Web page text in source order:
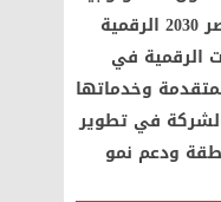
المالية المبتكرة لدعم رؤية مصر 2030 الرقمية
الرقمية في
وخدماتها
في تطوير
ودعم نمو